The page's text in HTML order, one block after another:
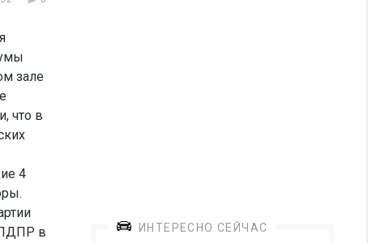
зале
что в
4
в
ИНТЕРЕСНО СЕЙЧАС